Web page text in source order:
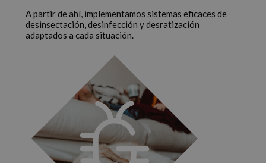
A partir de ahí, implementamos sistemas eficaces de
desinsectación, desinfección y desratización
adaptados a cada situación.